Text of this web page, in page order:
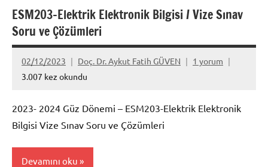
Fatih
GÜVEN-
World's
top
2%
scientists
2025
ESM203-Elektrik Elektronik Bilgisi / Vize Sınav
Soru ve Çözümleri
02/12/2023 Doç. Dr. Aykut Fatih GÜVEN
1 yorum
3.007 kez okundu
2023- 2024 Güz Dönemi – ESM203-Elektrik Elektronik
Bilgisi Vize Sınav Soru ve Çözümleri
Devamını oku